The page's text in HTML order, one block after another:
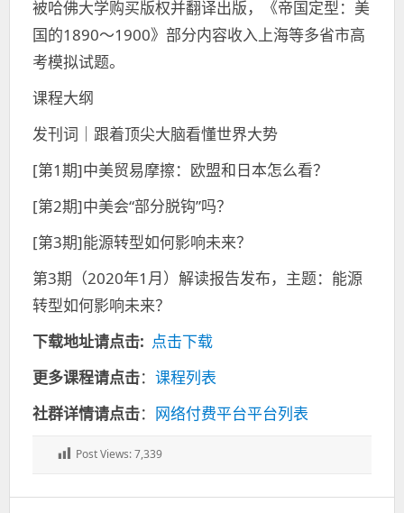
被哈佛大学购买版权并翻译出版，《帝国定型：美
国的1890～1900》部分内容收入上海等多省市高
考模拟试题。
课程大纲
发刊词｜跟着顶尖大脑看懂世界大势
[第1期]中美贸易摩擦：欧盟和日本怎么看？
[第2期]中美会“部分脱钩”吗？
[第3期]能源转型如何影响未来？
第3期（2020年1月）解读报告发布，主题：能源
转型如何影响未来？
下载地址请点击: 点击下载
更多课程请点击： 课程列表
社群详情请点击： 网络付费平台平台列表
Post Views:7,339